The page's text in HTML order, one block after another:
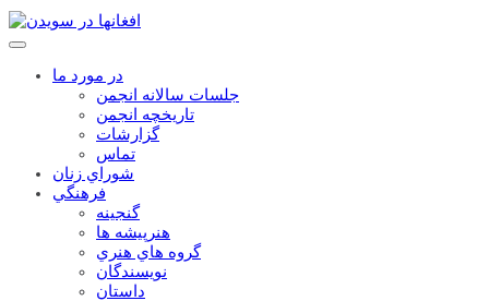
در مورد ما
جلسات سالانه انجمن
تاریخچه انجمن
گزارشات
تماس
شوراي زنان
فرهنگي
گنجينه
هنرپيشه ها
گروه هاي هنري
نويسندگان
داستان